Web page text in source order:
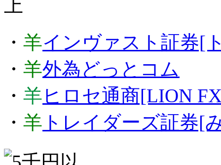
・ 羊インヴァスト証券[
・ 羊外為どっとコム
・ 羊ヒロセ通商[LION
・ 羊 トレイダーズ証券[